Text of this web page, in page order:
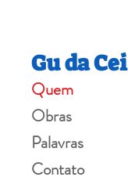
Quem
Obras
Palavras
Contato
Gu da Cei